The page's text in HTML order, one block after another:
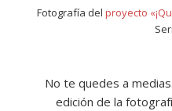
Fotografía del proyecto
No te quedes a
edición de la